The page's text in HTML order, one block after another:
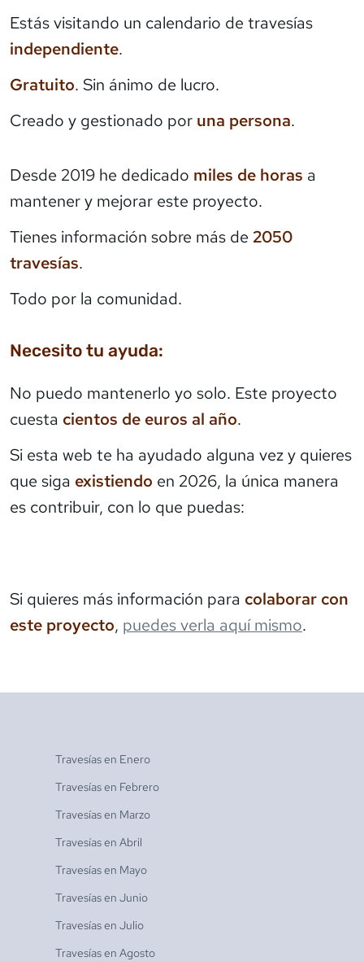
Estás visitando un calendario de travesías
independiente.
Gratuito. Sin ánimo de lucro.
Creado y gestionado por una persona.
Desde 2019 he dedicado miles de horas a
mantener y mejorar este proyecto.
Tienes información sobre más de 2050
travesías.
Todo por la comunidad.
Necesito tu ayuda:
No puedo mantenerlo yo solo. Este proyecto
cuesta cientos de euros al año.
Si esta web te ha ayudado alguna vez y quieres
que siga existiendo en 2026, la única manera
es contribuir, con lo que puedas:
Si quieres más información para colaborar con
este proyecto, puedes verla aquí mismo.
Travesías en Enero
Travesías en Febrero
Travesías en Marzo
Travesías en Abril
Travesías en Mayo
Travesías en Junio
Travesías en Julio
Travesías en Agosto